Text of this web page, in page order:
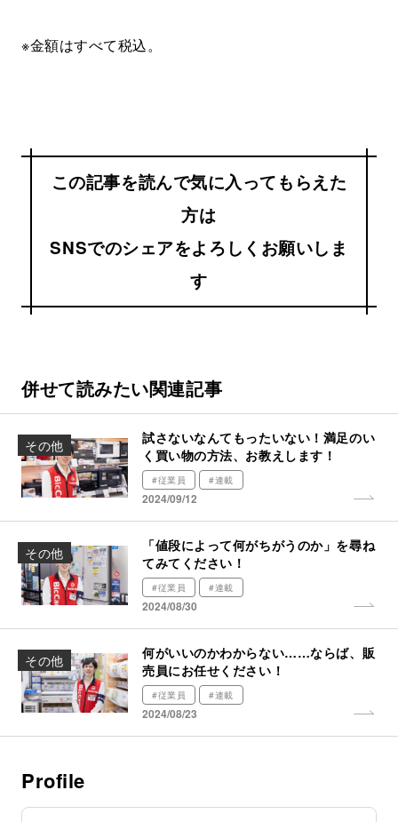
※金額はすべて税込。
この記事を読んで気に入ってもらえた
方は
SNSでのシェアをよろしくお願いしま
す
併せて読みたい関連記事
その他
試さないなんてもったいない！満足のい
く買い物の方法、お教えします！
2024/09/12
#従業員 #連載
その他
「値段によって何がちがうのか」を尋ね
てみてください！
2024/08/30
#従業員 #連載
その他
何がいいのかわからない……ならば、販
売員にお任せください！
2024/08/23
#従業員 #連載
Profile